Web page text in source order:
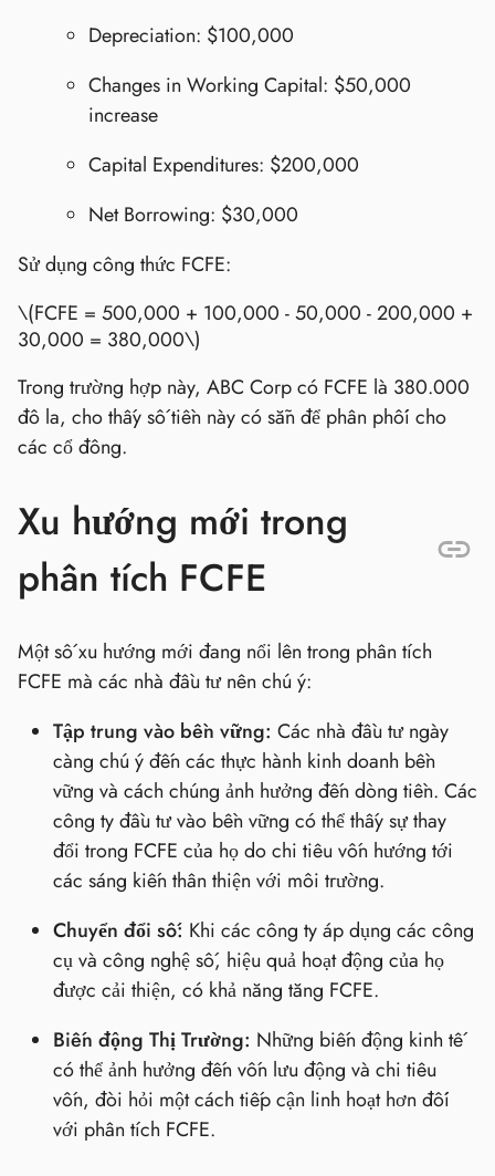
Depreciation: $100,000
Changes in Working Capital: $50,000
increase
Capital Expenditures: $200,000
Net Borrowing: $30,000
Sử dụng công thức FCFE:
\(FCFE = 500,000 + 100,000 - 50,000 - 200,000 +
30,000 = 380,000\)
Trong trường hợp này, ABC Corp có FCFE là 380.000
đô la, cho thấy số tiền này có sẵn để phân phối cho
các cổ đông.
Xu hướng mới trong
phân tích FCFE
Một số xu hướng mới đang nổi lên trong phân tích
FCFE mà các nhà đầu tư nên chú ý:
Tập trung vào bền vững: Các nhà đầu tư ngày
càng chú ý đến các thực hành kinh doanh bền
vững và cách chúng ảnh hưởng đến dòng tiền. Các
công ty đầu tư vào bền vững có thể thấy sự thay
đổi trong FCFE của họ do chi tiêu vốn hướng tới
các sáng kiến thân thiện với môi trường.
Chuyển đổi số: Khi các công ty áp dụng các công
cụ và công nghệ số, hiệu quả hoạt động của họ
được cải thiện, có khả năng tăng FCFE.
Biến động Thị Trường: Những biến động kinh tế
có thể ảnh hưởng đến vốn lưu động và chi tiêu
vốn, đòi hỏi một cách tiếp cận linh hoạt hơn đối
với phân tích FCFE.